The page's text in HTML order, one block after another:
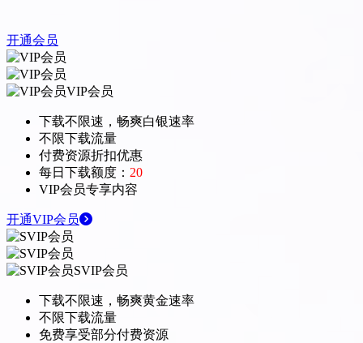
开通会员
VIP会员
下载不限速，畅爽白银速率
不限下载流量
付费资源折扣优惠
每日下载额度： 20
VIP会员专享内容
开通VIP会员
SVIP会员
下载不限速，畅爽黄金速率
不限下载流量
免费享受部分付费资源